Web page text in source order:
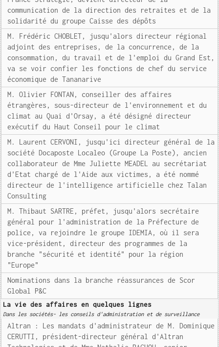
communication de la direction des retraites et de la
solidarité du groupe Caisse des dépôts
M. Frédéric CHOBLET, jusqu'alors directeur régional
adjoint des entreprises, de la concurrence, de la
consommation, du travail et de l'emploi du Grand Est,
va se voir confier les fonctions de chef du service
économique de Tananarive
M. Olivier FONTAN, conseiller des affaires
étrangères, sous-directeur de l'environnement et du
climat au Quai d'Orsay, a été désigné directeur
exécutif du Haut Conseil pour le climat
M. Laurent CERVONI, jusqu'ici directeur général de la
société Docaposte Localeo (Groupe La Poste), ancien
collaborateur de Mme Juliette MEADEL au secrétariat
d'Etat chargé de l'Aide aux victimes, a été nommé
directeur de l'intelligence artificielle chez Talan
Consulting
M. Thibaut SARTRE, préfet, jusqu'alors secrétaire
général pour l'administration de la Préfecture de
police, va rejoindre le groupe IDEMIA, où il sera
vice-président, directeur des programmes de la
branche "sécurité et identité" pour la région
"Europe"
Nominations dans la branche réassurances de Scor
Global P&C
La vie des affaires en quelques lignes
Dans les sociétés- les conseils d'administration et de surveillance
Altran : Les mandats d'administrateur de M. Dominique
CERUTTI, président-directeur général d'Altran